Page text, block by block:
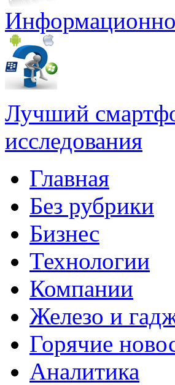
Лучший
исследования
Главная
Без рубрики
Бизнес
Технологии
Компании
Железо и
Горячие
Аналитика